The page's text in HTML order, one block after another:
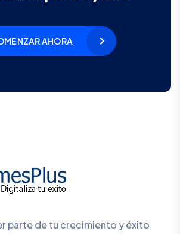
AHORA
parte de tu crecimiento y éxito